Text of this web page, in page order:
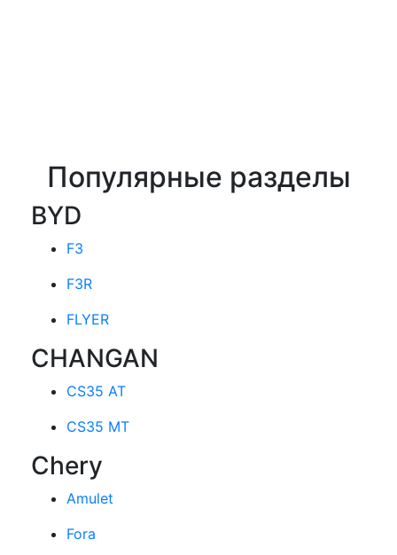
Популярные разделы
BYD
F3
F3R
FLYER
CHANGAN
CS35 AT
CS35 MT
Chery
Amulet
Fora